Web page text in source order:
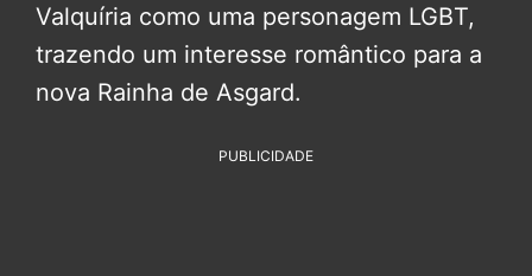
Valquíria como uma personagem LGBT,
trazendo um interesse romântico para a
nova Rainha de Asgard.
PUBLICIDADE